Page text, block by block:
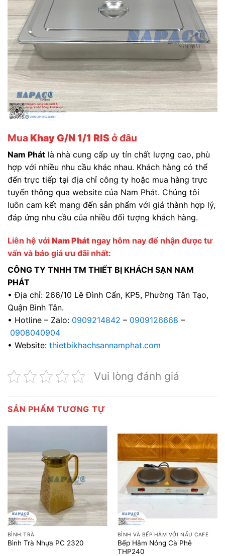
Mua Khay G/N 1/1 RISở đâu
Nam Phát là nhà cung cấp uy tín chất lượng cao, phù
hợp với nhiều nhu cầu khác nhau. Khách hàng có thể
đến trực tiếp tại địa chỉ công ty hoặc mua hàng trực
tuyến thông qua website của Nam Phát. Chúng tôi
luôn cam kết mang đến sản phẩm với giá thành hợp lý,
đáp ứng nhu cầu của nhiều đối tượng khách hàng.
Liên hệ với Nam Phát ngay hôm nay để nhận được tư
vấn và báo giá ưu đãi nhất:
CÔNG TY TNHH TM THIẾT BỊ KHÁCH SẠN NAM
PHÁT
• Địa chỉ: 266/10 Lê Đình Cẩn, KP5, Phường Tân Tạo,
Quận Bình Tân.
• Hotline – Zalo: 0909214842 – 0909126668 –
0908040904
• Website: thietbikhachsannamphat.com
Vui lòng đánh giá
SẢN PHẨM TƯƠNG TỰ
BÌNH TRÀ
Bình Trà Nhựa PC 2320
BÌNH VÀ BẾP HÂM VỚI NẤU CAFE
Bếp Hâm Nóng Cà Phê
THP240